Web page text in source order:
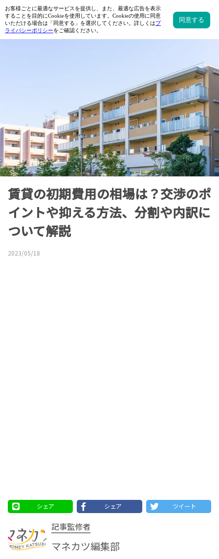
賃貸の初期費用の相場は？交渉のポ
イントや抑える方法、分割や内訳に
ついて解説
2023/05/18
シェア シェア ツイート
記事監修者
マネカツ編集部